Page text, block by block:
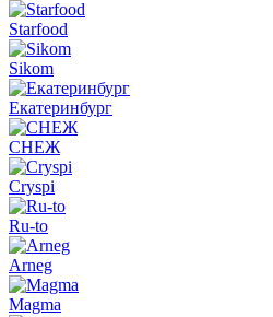
Starfood
Sikom
Екатеринбург
СНЕЖ
Cryspi
Ru-to
Arneg
Magma